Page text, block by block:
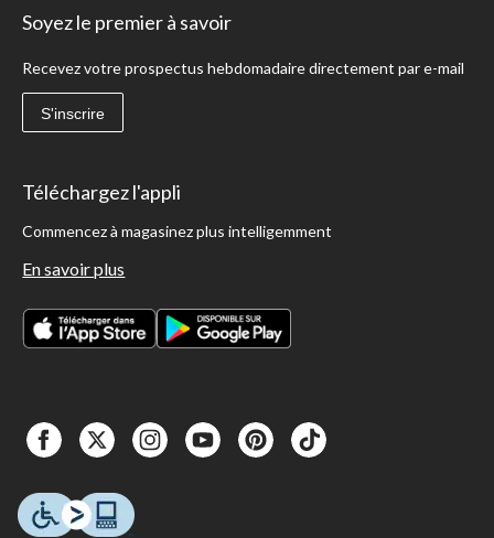
Soyez le premier à savoir
Recevez votre prospectus hebdomadaire directement par e-mail
S'inscrire
Téléchargez l'appli
Commencez à magasinez plus intelligemment
En savoir plus